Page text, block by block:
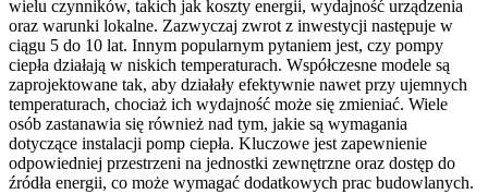
wielu czynników, takich jak koszty energii, wydajność urządzenia
oraz warunki lokalne. Zazwyczaj zwrot z inwestycji następuje w
ciągu 5 do 10 lat. Innym popularnym pytaniem jest, czy pompy
ciepła działają w niskich temperaturach. Współczesne modele są
zaprojektowane tak, aby działały efektywnie nawet przy ujemnych
temperaturach, chociaż ich wydajność może się zmieniać. Wiele
osób zastanawia się również nad tym, jakie są wymagania
dotyczące instalacji pomp ciepła. Kluczowe jest zapewnienie
odpowiedniej przestrzeni na jednostki zewnętrzne oraz dostęp do
źródła energii, co może wymagać dodatkowych prac budowlanych.